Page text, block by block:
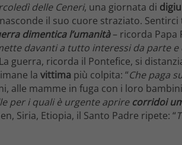
delle Ceneri, una giornata di
il suo cuore straziato.
dimentica l’umanità– ricorda Papa
davanti a tutto interessi da parte e
guerra, ricorda il Pontefice, si
la vittima più colpita: “Che paga
alle mamme in fuga con i loro
per i quali è urgente aprire corridoi
Siria, Etiopia, il Santo Padre ripete: “